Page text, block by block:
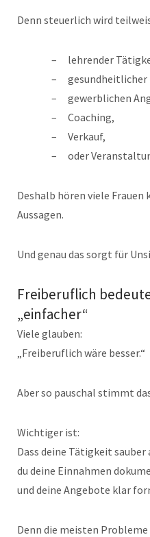
Denn steuerlich wird
lehrender
gesundheitlicher
gewerblichen
Coaching,
Verkauf,
oder
Deshalb hören viele
Aussagen.
Und genau das sorgt für
Freiberuflich
„einfacher“
Viele glauben:
„Freiberuflich wäre besser.“
Aber so pauschal stimmt
Wichtiger ist:
Dass deine Tätigkeit
du deine Einnahmen
und deine Angebote klar
Denn die meisten